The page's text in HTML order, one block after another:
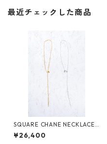
最近チェックした商品
SQUARE CHANE NECKLACE
60 SLV
¥26,400